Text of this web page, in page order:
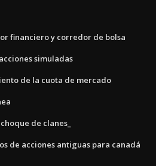
financiero y corredor de bolsa
simuladas
de la cuota de mercado
de clanes_
de acciones antiguas para canadá